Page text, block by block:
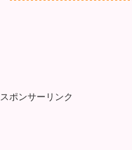
スポンサーリンク